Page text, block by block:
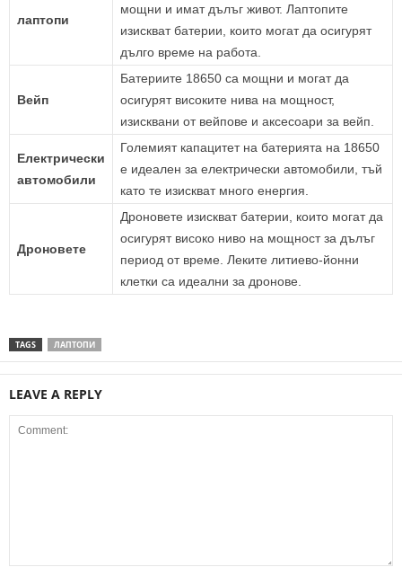
лаптопи
мощни и имат дълъг живот. Лаптопите
изискват батерии, които могат да осигурят
дълго време на работа.
Вейп
Батериите 18650 са мощни и могат да
осигурят високите нива на мощност,
изисквани от вейпове и аксесоари за вейп.
Електрически
автомобили
Големият капацитет на батерията на 18650
е идеален за електрически автомобили, тъй
като те изискват много енергия.
Дроновете
Дроновете изискват батерии, които могат да
осигурят високо ниво на мощност за дълъг
период от време. Леките литиево-йонни
клетки са идеални за дронове.
TAGS ЛАПТОПИ
LEAVE A REPLY